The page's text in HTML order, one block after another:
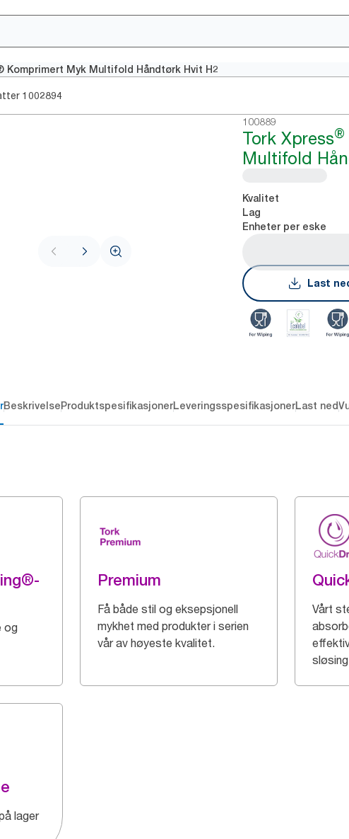
Komprimert Myk Multifold Håndtørk Hvit H2
1002894
100889
Tork Xpress®
Multifold
Kvalitet
Lag
Enheter per eske
Last
BeskrivelseProduktspesifikasjonerLeveringsspesifikasjonerLast ned
og
Premium
Få både stil og eksepsjonell
mykhet med produkter i serien
vår av høyeste kvalitet.
Vårt
lager